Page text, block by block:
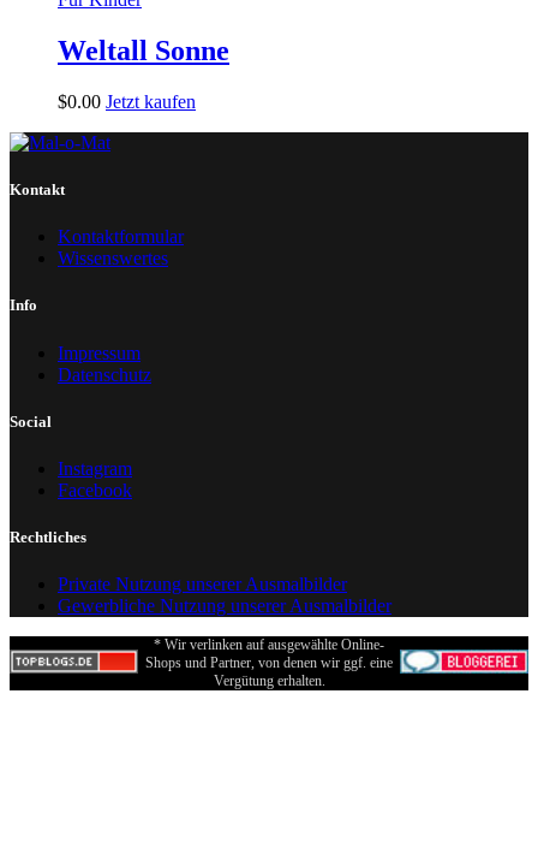
Weltall Sonne
$0.00 Jetzt kaufen
Kontakt
Kontaktformular
Wissenswertes
Info
Impressum
Datenschutz
Social
Instagram
Facebook
Rechtliches
Private Nutzung unserer Ausmalbilder
Gewerbliche Nutzung unserer Ausmalbilder
* Wir verlinken auf ausgewählte Online-
Shops und Partner, von denen wir ggf. eine
Vergütung erhalten.